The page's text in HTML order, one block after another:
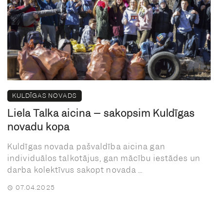
KULDĪGAS NOVADS
Lielā Talka aicina – sakopsim Kuldīgas
novadu kopā
Kuldīgas novada pašvaldība aicina gan
individuālos talkotājus, gan mācību iestādes un
darba kolektīvus sakopt novada ...
07.04.2025